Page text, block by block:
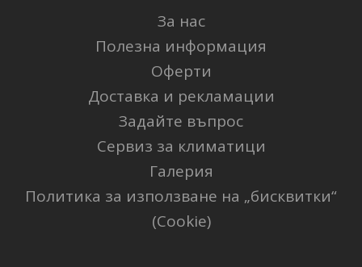
За нас
Полезна информация
Оферти
Доставка и рекламации
Задайте въпрос
Сервиз за климатици
Галерия
Политика за използване на „бисквитки“
(Cookie)